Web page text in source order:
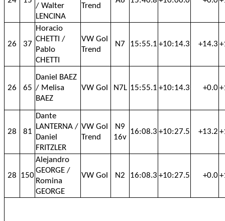
/ Walter
LENCINA
Trend
26 37
Horacio
CHETTI /
Pablo
CHETTI
VW Gol
Trend
N7 15:55.1 +10:14.3 +14.3
26 65
Daniel BAEZ
/ Melisa
BAEZ
VW Gol N7L 15:55.1 +10:14.3 +0.0
28 81
Dante
LANTERNA /
Daniel
FRITZLER
VW Gol
Trend
N9
16v
16:08.3 +10:27.5 +13.2
28 150
Alejandro
GEORGE /
Romina
GEORGE
VW Gol N2 16:08.3 +10:27.5 +0.0